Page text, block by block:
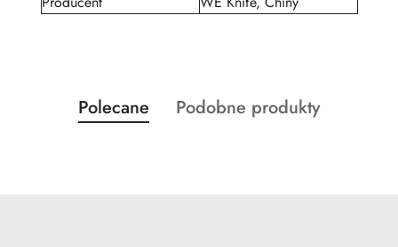
Pomiń karuzelę produktów
Produkty
o
Polecane
Produkty
Podobne produkty